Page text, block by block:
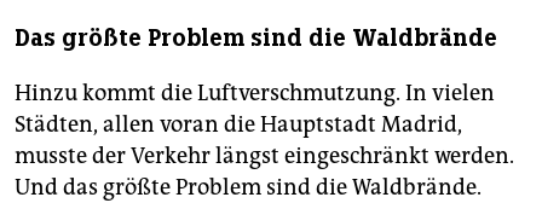
Das größte Problem sind die Waldbrände
Hinzu kommt die Luftverschmutzung. In vielen
Städten, allen voran die Hauptstadt Madrid,
musste der Verkehr längst eingeschränkt werden.
Und das größte Problem sind die Waldbrände.